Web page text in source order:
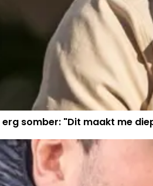
somber: "Dit maakt me